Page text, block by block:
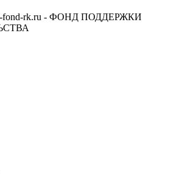
fond-rk.ru - ФОНД ПОДДЕРЖКИ